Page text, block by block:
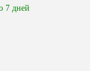
7 дней